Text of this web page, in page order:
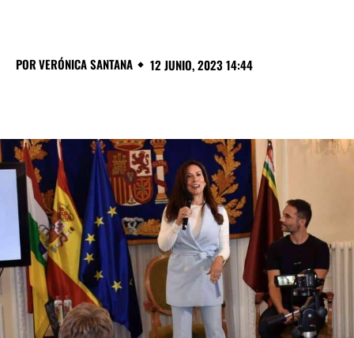
PORVERÓNICA SANTANA 12 JUNIO, 2023 14:44